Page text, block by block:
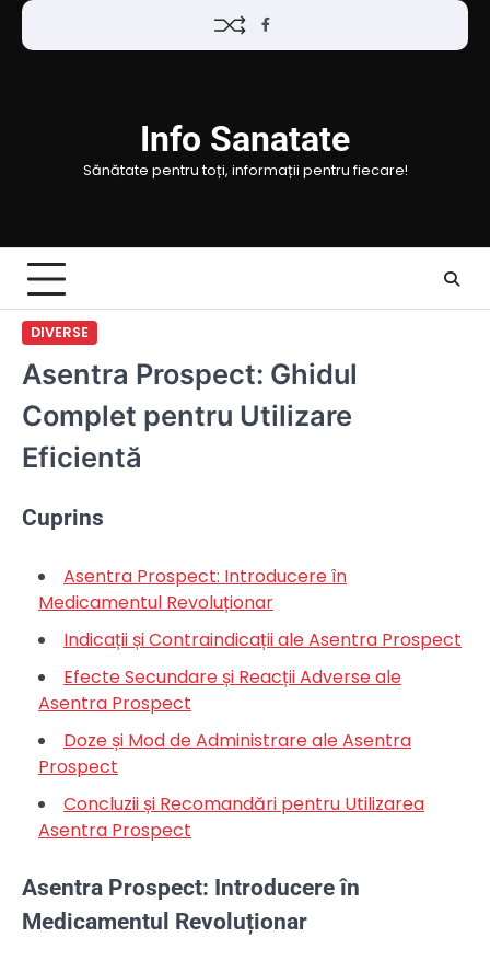
Skip
Facebook
Info Sanatate
Sănătate pentru toți, informații pentru fiecare!
DIVERSE
Asentra Prospect: Ghidul
Complet pentru Utilizare
Eficientă
Cuprins
Asentra Prospect: Introducere în
Medicamentul Revoluționar
Indicații și Contraindicații ale Asentra Prospect
Efecte Secundare și Reacții Adverse ale
Asentra Prospect
Doze și Mod de Administrare ale Asentra
Prospect
Concluzii și Recomandări pentru Utilizarea
Asentra Prospect
Asentra Prospect: Introducere în
Medicamentul Revoluționar